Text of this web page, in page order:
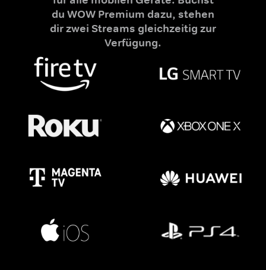
du WOW Premium dazu, stehen
dir zwei Streams gleichzeitig zur
Verfügung.